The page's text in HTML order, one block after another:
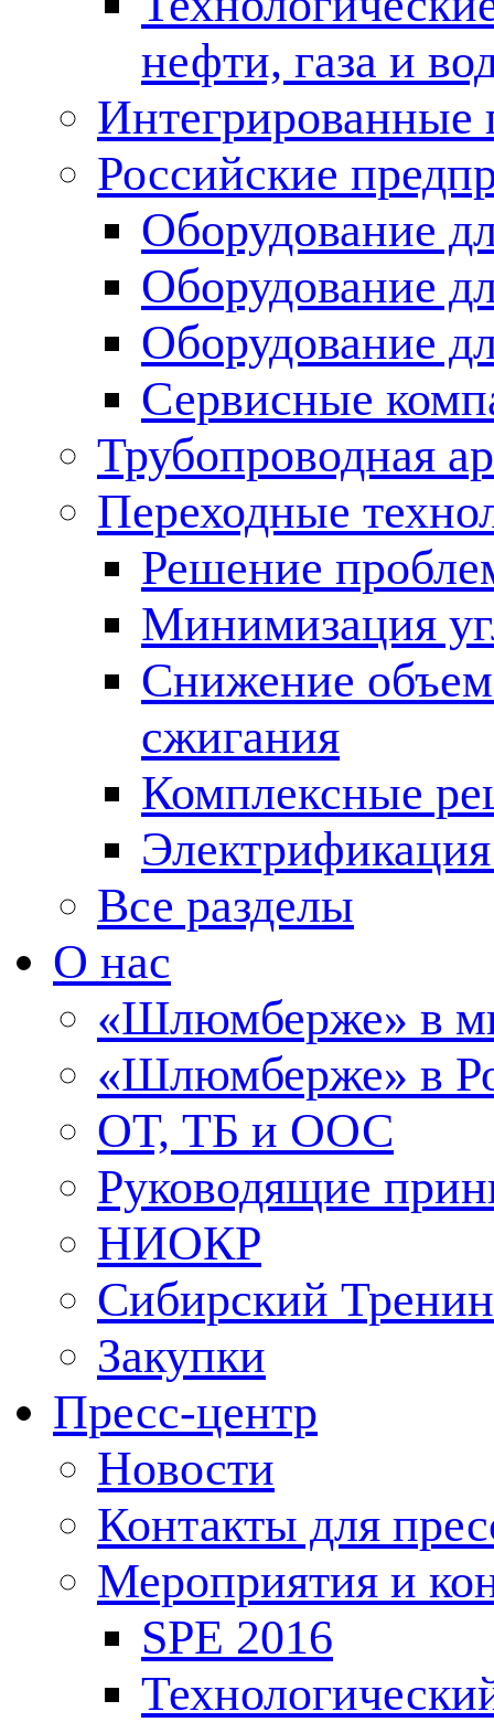
нефти, газа и
Российские
Оборудование
Оборудование
Оборудование
Сервисные
Трубопроводная
Переходные
Решение
Минимизация
Снижение
сжигания
Комплексные
Все разделы
О нас
«Шлюмберже» в
«Шлюмберже» в
ОТ, ТБ и ООС
Руководящие
НИОКР
Сибирский
Закупки
Пресс-центр
Новости
Контакты для
Мероприятия и
SPE 2016